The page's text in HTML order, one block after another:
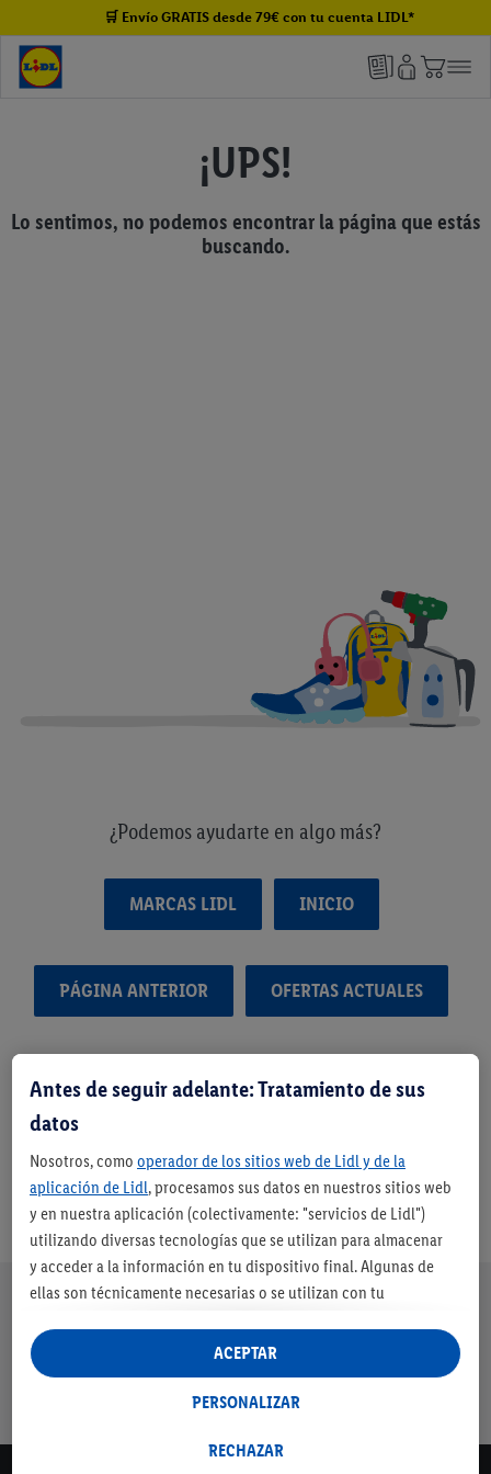
🛒 Envío GRATIS desde 79€ con tu cuenta LIDL*
¡UPS!
Lo sentimos, no podemos encontrar la página que estás
buscando.
¿Podemos ayudarte en algo más?
MARCAS LIDL INICIO
PÁGINA ANTERIOR OFERTAS ACTUALES
Nuestra promesa de Lidl
gratuitos a
partir de 79€
máximo 3 días
Antes de seguir adelante: Tratamiento de sus
datos
Nosotros, como operador de los sitios web de Lidl y de la
aplicación de Lidl, procesamos sus datos en nuestros sitios web
y en nuestra aplicación (colectivamente: "servicios de Lidl")
utilizando diversas tecnologías que se utilizan para almacenar
y acceder a la información en tu dispositivo final. Algunas de
ellas son técnicamente necesarias o se utilizan con tu
estadísticas o para publicidad personalizada dentro y fuera de
los servicios Lidl. Si participa en el programa Lidl Plus, los datos
de su comportamiento de compra en la tienda también se
Si da su consentimiento aquí con fines de publicidad
RECHAZAR
PERSONALIZAR
ACEPTAR